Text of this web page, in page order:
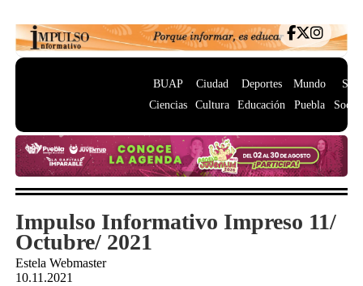
BUAP
Ciencias
Ciudad
Cultura
Deportes
Educación
Mundo
Puebla
Impulso Informativo Impreso 11/
Octubre/ 2021
Estela Webmaster
10.11.2021